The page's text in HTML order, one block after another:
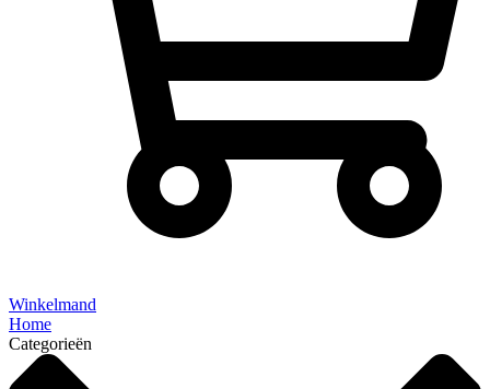
Winkelmand
Home
Categorieën